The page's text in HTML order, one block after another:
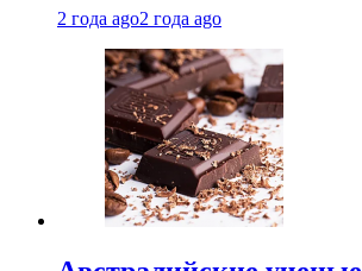
2 года ago2 года ago